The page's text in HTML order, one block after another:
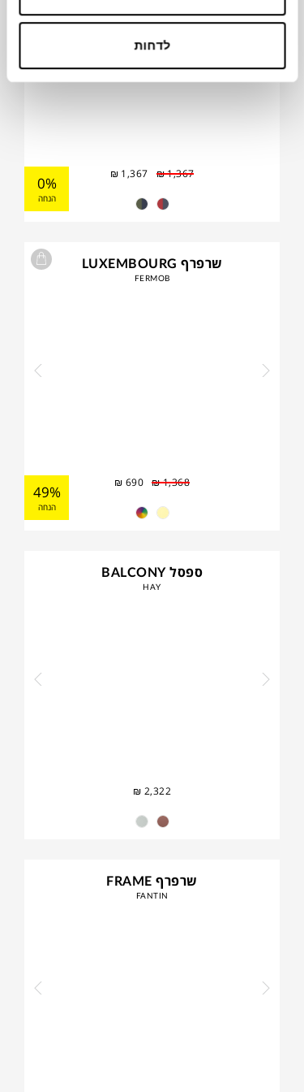
לדחות
₪1,367
₪ 1,367
0%
הנחה
שרפרף LUXEMBOURG
FERMOB
₪1,368
₪ 690
49%
הנחה
ספסל BALCONY
HAY
₪ 2,322
שרפרף FRAME
FANTIN